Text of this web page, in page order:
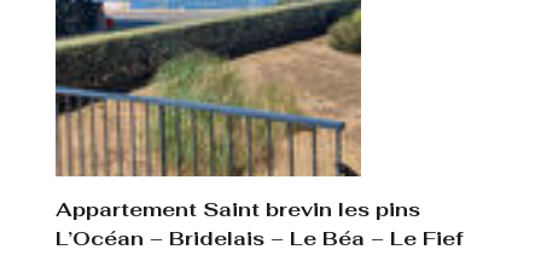
Appartement Saint brevin les pins
L’Océan – Bridelais – Le Béa – Le Fief